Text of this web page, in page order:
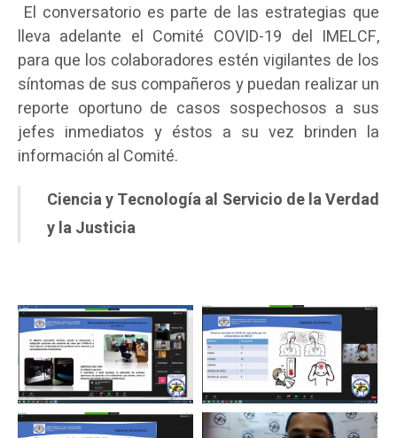
El conversatorio es parte de las estrategias que
lleva adelante el Comité COVID-19 del IMELCF,
para que los colaboradores estén vigilantes de los
síntomas de sus compañeros y puedan realizar un
reporte oportuno de casos sospechosos a sus
jefes inmediatos y éstos a su vez brinden la
información al Comité.
Ciencia y Tecnología al Servicio de la Verdad
y la Justicia